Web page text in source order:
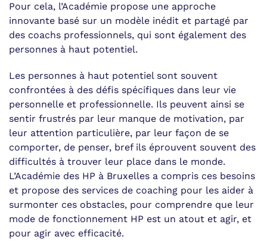
Pour cela, l’Académie propose une approche
innovante basé sur un modèle inédit et partagé par
des coachs professionnels, qui sont également des
personnes à haut potentiel.
Les personnes à haut potentiel sont souvent
confrontées à des défis spécifiques dans leur vie
personnelle et professionnelle. Ils peuvent ainsi se
sentir frustrés par leur manque de motivation, par
leur attention particulière, par leur façon de se
comporter, de penser, bref ils éprouvent souvent des
difficultés à trouver leur place dans le monde.
L’Académie des HP à Bruxelles a compris ces besoins
et propose des services de coaching pour les aider à
surmonter ces obstacles, pour comprendre que leur
mode de fonctionnement HP est un atout et agir, et
pour agir avec efficacité.